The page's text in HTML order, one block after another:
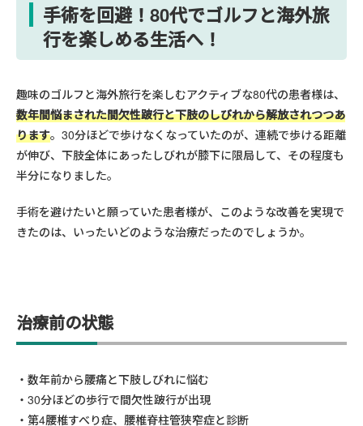
手術を回避！80代でゴルフと海外旅
行を楽しめる生活へ！
趣味のゴルフと海外旅行を楽しむアクティブな80代の患者様は、
数年間悩まされた間欠性跛行と下肢のしびれから解放されつつあ
ります。30分ほどで歩けなくなっていたのが、連続で歩ける距離
が伸び、下肢全体にあったしびれが膝下に限局して、その程度も
半分になりました。
手術を避けたいと願っていた患者様が、このような改善を実現で
きたのは、いったいどのような治療だったのでしょうか。
治療前の状態
数年前から腰痛と下肢しびれに悩む
30分ほどの歩行で間欠性跛行が出現
第4腰椎すべり症、腰椎脊柱管狭窄症と診断